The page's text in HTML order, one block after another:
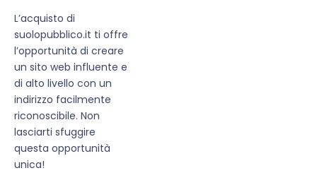
L’acquisto di
suolopubblico.it ti offre
l’opportunità di creare
un sito web influente e
di alto livello con un
indirizzo facilmente
riconoscibile. Non
lasciarti sfuggire
questa opportunità
unica!